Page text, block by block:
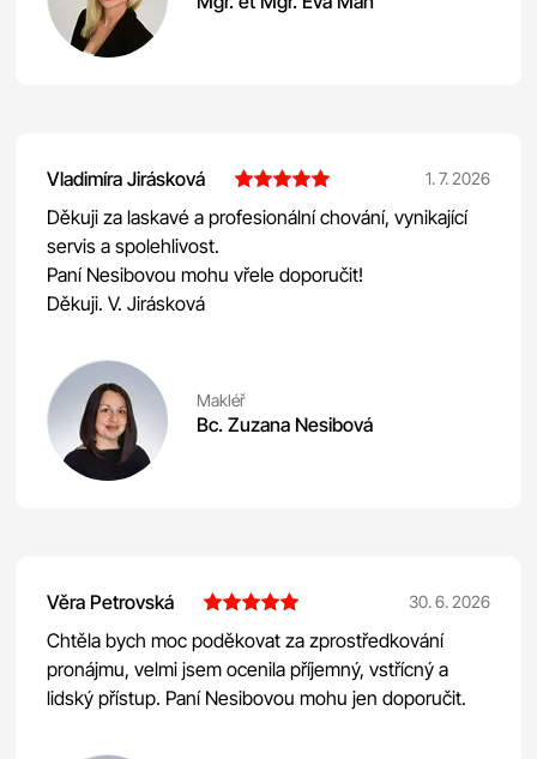
Vladimíra Jirásková 1. 7. 2026
Děkuji za laskavé a profesionální chování, vynikající
servis a spolehlivost.
Paní Nesibovou mohu vřele doporučit!
Děkuji. V. Jirásková
Makléř
Bc. Zuzana Nesibová
Věra Petrovská 30. 6. 2026
Chtěla bych moc poděkovat za zprostředkování
pronájmu, velmi jsem ocenila příjemný, vstřícný a
lidský přístup. Paní Nesibovou mohu jen doporučit.